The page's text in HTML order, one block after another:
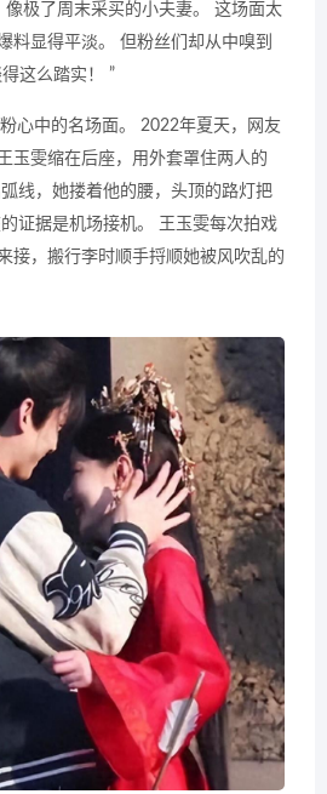
像极了周末采买的小夫妻。 这场面太
料显得平淡。 但粉丝们却从中嗅到
这么踏实！ ”
心中的名场面。 2022年夏天，网友
玉雯缩在后座，用外套罩住两人的
线，她搂着他的腰，头顶的路灯把
证据是机场接机。 王玉雯每次拍戏
接，搬行李时顺手捋顺她被风吹乱的